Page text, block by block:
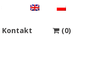
Kontakt (0)